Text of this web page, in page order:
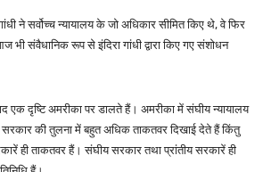
ने सर्वोच्च न्यायालय के जो अधिकार सीमित किए थे, वे फिर
संवैधानिक रूप से इंदिरा गांधी द्वारा किए गए संशोधन
एक दृष्टि अमरीका पर डालते हैं। अमरीका में संघीय न्यायालय
सरकार की तुलना में बहुत अधिक ताकतवर दिखाई देते हैं किंतु
ही ताकतवर हैं। संघीय सरकार तथा प्रांतीय सरकारें ही